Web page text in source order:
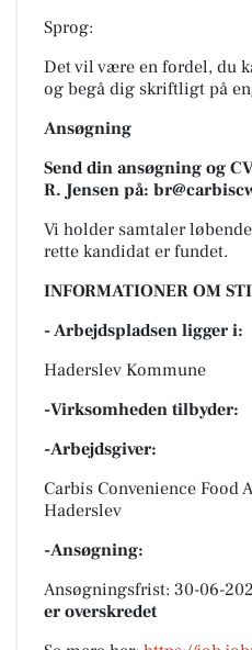
Sprog:
Det vil være en fordel, du
og begå dig skriftligt på
Ansøgning
Send din ansøgning og
R. Jensen på:
Vi holder samtaler
rette kandidat er fundet.
INFORMATIONER OM
- Arbejdspladsen ligger i:
Haderslev Kommune
-Virksomheden tilbyder:
-Arbejdsgiver:
Carbis Convenience Food
Haderslev
-Ansøgning:
Ansøgningsfrist: 30-06-
er overskredet